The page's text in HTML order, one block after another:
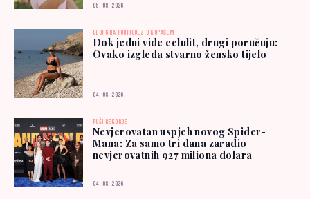
05. 08. 2026.
GEORGINA RODRIGUEZ U KUPAĆEM
Dok jedni vide celulit, drugi poručuju:
Ovako izgleda stvarno žensko tijelo
04. 08. 2026.
RUŠI REKORDE
Nevjerovatan uspjeh novog Spider-
Mana: Za samo tri dana zaradio
nevjerovatnih 927 miliona dolara
04. 08. 2026.